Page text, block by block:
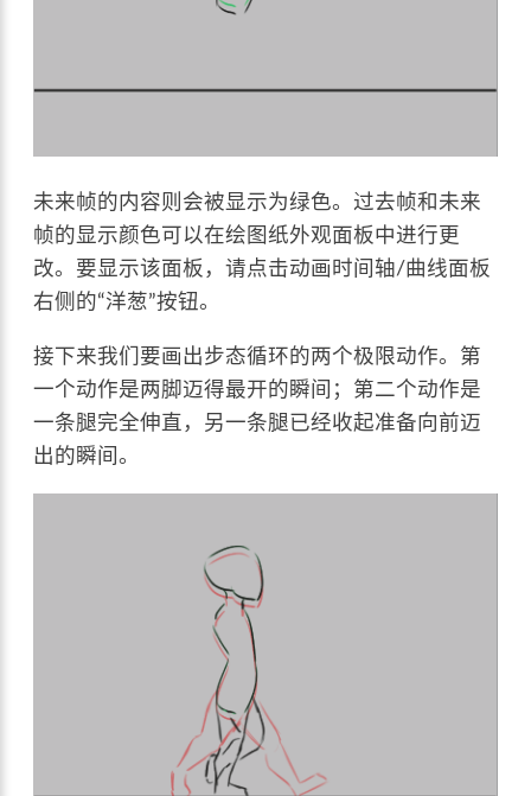
未来帧的内容则会被显示为绿色。过去帧和未来
帧的显示颜色可以在绘图纸外观面板中进行更
改。要显示该面板，请点击动画时间轴/曲线面板
右侧的“洋葱”按钮。
接下来我们要画出步态循环的两个极限动作。第
一个动作是两脚迈得最开的瞬间；第二个动作是
一条腿完全伸直，另一条腿已经收起准备向前迈
出的瞬间。